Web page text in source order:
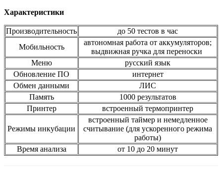
Характеристики
Производительность
до 50 тестов в час
Мобильность
автономная работа от аккумуляторов;
выдвижная ручка для переноски
Меню
русский язык
Обновление ПО
интернет
Обмен данными
ЛИС
Память
1000 результатов
Принтер
встроенный термопринтер
Режимы инкубации
встроенный таймер и немедленное
считывание (для ускоренного режима
работы)
Время анализа
от 10 до 20 минут